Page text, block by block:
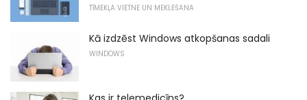
TĪMEKĻA VIETNE UN MEKLĒŠANA
Kā izdzēst Windows atkopšanas sadali
WINDOWS